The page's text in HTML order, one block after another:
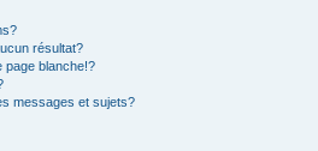
résultat?
page blanche!?
messages et sujets?